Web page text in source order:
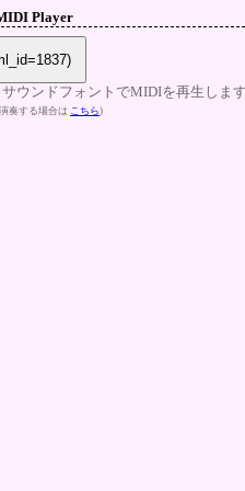
Player
ウンドフォントでMIDIを再生しま
奏する場合は こちら)